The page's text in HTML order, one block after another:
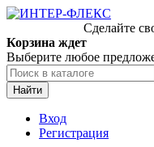
Сделайте
Корзина ждет
Выберите любое
Найти
Вход
Регистрация